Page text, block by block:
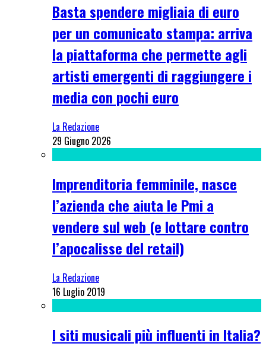
Basta spendere migliaia di euro
per un comunicato stampa: arriva
la piattaforma che permette agli
artisti emergenti di raggiungere i
media con pochi euro
La Redazione
29 Giugno 2026
Imprenditoria femminile, nasce
l’azienda che aiuta le Pmi a
vendere sul web (e lottare contro
l’apocalisse del retail)
La Redazione
16 Luglio 2019
I siti musicali più influenti in Italia?